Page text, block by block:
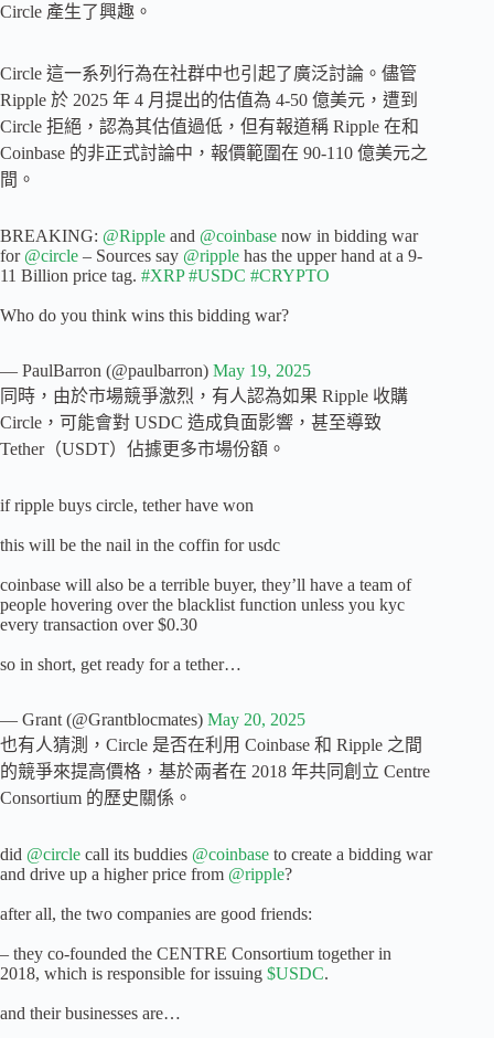
Circle 產生了興趣。
Circle 這一系列行為在社群中也引起了廣泛討論。儘管
Ripple 於 2025 年 4 月提出的估值為 4-50 億美元，遭到
Circle 拒絕，認為其估值過低，但有報道稱 Ripple 在和
Coinbase 的非正式討論中，報價範圍在 90-110 億美元之
間。
BREAKING: @Ripple and @coinbase now in bidding war
for @circle – Sources say @ripple has the upper hand at a 9-
11 Billion price tag. #XRP #USDC #CRYPTO
Who do you think wins this bidding war?
— PaulBarron (@paulbarron) May 19, 2025
同時，由於市場競爭激烈，有人認為如果 Ripple 收購
Circle，可能會對 USDC 造成負面影響，甚至導致
Tether（USDT）佔據更多市場份額。
if ripple buys circle, tether have won
this will be the nail in the coffin for usdc
coinbase will also be a terrible buyer, they’ll have a team of
people hovering over the blacklist function unless you kyc
every transaction over $0.30
so in short, get ready for a tether…
— Grant (@Grantblocmates) May 20, 2025
也有人猜測，Circle 是否在利用 Coinbase 和 Ripple 之間
的競爭來提高價格，基於兩者在 2018 年共同創立 Centre
Consortium 的歷史關係。
did @circle call its buddies @coinbase to create a bidding war
and drive up a higher price from @ripple?
after all, the two companies are good friends:
– they co-founded the CENTRE Consortium together in
2018, which is responsible for issuing $USDC.
and their businesses are…